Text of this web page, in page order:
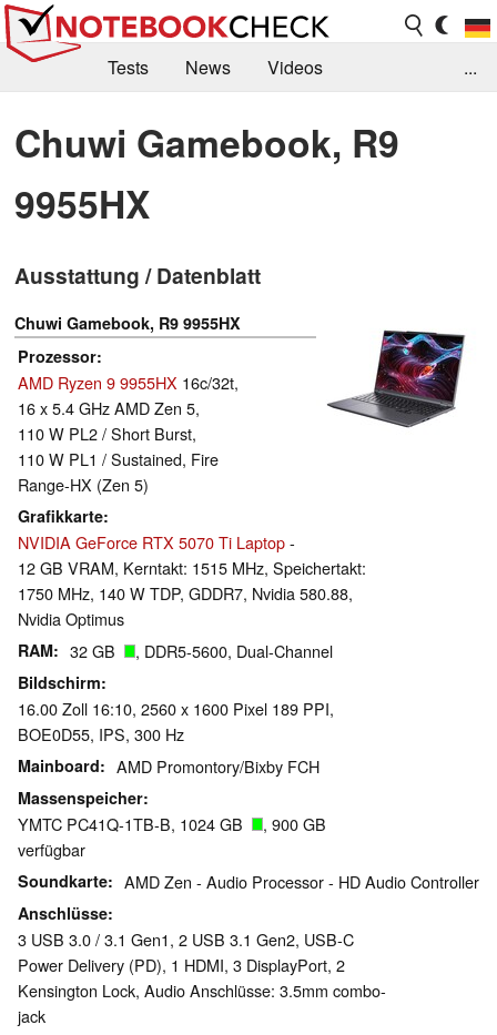
Tests News
Videos
Kaufberatung
Deals Suche
Jobs
Forum
...
Chuwi Gamebook, R9
9955HX
Ausstattung / Datenblatt
Chuwi Gamebook, R9 9955HX
Prozessor
AMD Ryzen 9 9955HX 16c/32t,
16 x 5.4 GHz AMD Zen 5,
110 W PL2 / Short Burst,
110 W PL1 / Sustained, Fire
Range-HX (Zen 5)
Grafikkarte
NVIDIA GeForce RTX 5070 Ti Laptop-
12 GB VRAM, Kerntakt: 1515 MHz, Speichertakt:
1750 MHz, 140 W TDP, GDDR7, Nvidia 580.88,
Nvidia Optimus
RAM 32 GB , DDR5-5600, Dual-Channel
Bildschirm
16.00 Zoll 16:10, 2560 x 1600 Pixel 189 PPI,
BOE0D55, IPS, 300 Hz
Mainboard AMD Promontory/Bixby FCH
Massenspeicher
YMTC PC41Q-1TB-B, 1024 GB
, 900 GB
verfügbar
Soundkarte AMD Zen - Audio Processor - HD Audio Controller
Anschlüsse
3 USB 3.0 / 3.1 Gen1, 2 USB 3.1 Gen2, USB-C
Power Delivery (PD), 1 HDMI, 3 DisplayPort, 2
Kensington Lock, Audio Anschlüsse: 3.5mm combo-
jack